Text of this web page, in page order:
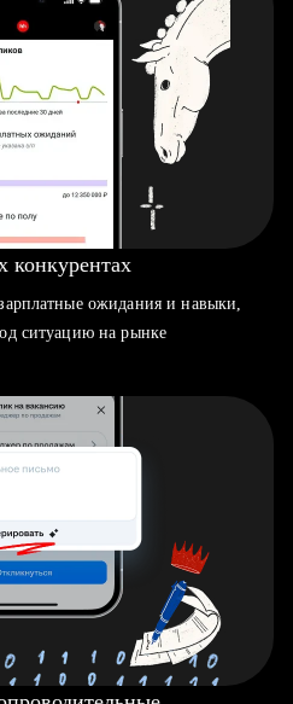
конкурентах
ожидания и навыки,
ситуацию на рынке